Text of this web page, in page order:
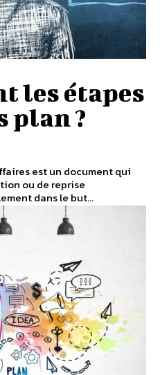
les étapes
plan ?
est un document qui
ou de reprise
dans le but...